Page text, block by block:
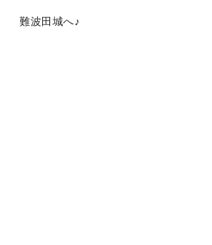
難波田城へ♪